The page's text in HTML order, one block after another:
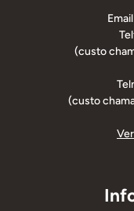
(custo
(custo